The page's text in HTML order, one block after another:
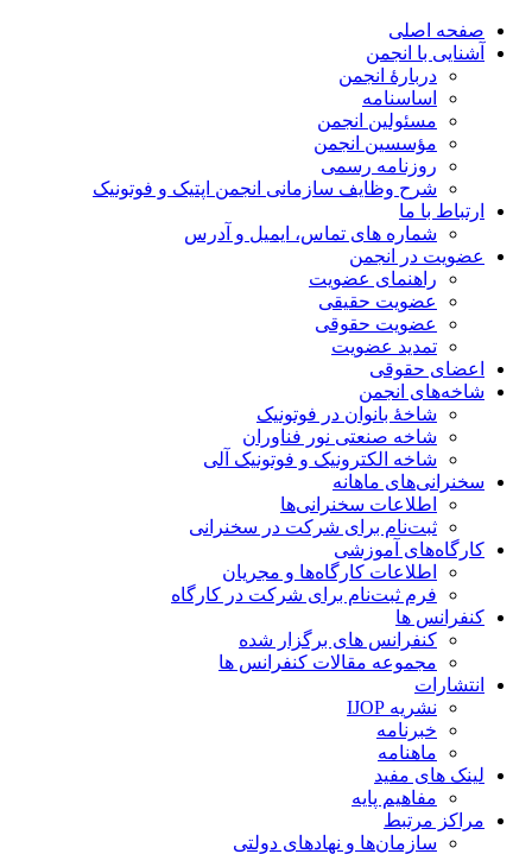
صفحه اصلی
آشنایی با انجمن
دربارۀ انجمن
اساسنامه
مسئولین انجمن
مؤسسین انجمن
روزنامه رسمی
شرح وظایف سازمانی انجمن اپتیک و فوتونیک
ارتباط با ما
شماره های تماس، ایمیل و آدرس
عضویت در انجمن
راهنمای عضویت
عضویت حقیقی
عضویت حقوقی
تمدید عضویت
اعضای حقوقی
شاخه‌های انجمن
شاخۀ بانوان در فوتونیک
شاخه صنعتی نور فناوران
شاخه‌ الکترونیک و فوتونیک آلی
سخنرانی‌های ماهانه
اطلاعات سخنرانی‌‌ها
ثبت‌نام برای شرکت در سخنرانی
کارگاه‌های آموزشی
اطلاعات کارگاه‌ها و مجریان
فرم ثبت‌نام برای شرکت در کارگاه
کنفرانس ها
کنفرانس های برگزار شده
مجموعه مقالات کنفرانس ها
انتشارات
نشریه IJOP
خبرنامه
ماهنامه
لینک های مفید
مفاهیم پایه
مراکز مرتبط
سازمان‌ها و نهادهای دولتی